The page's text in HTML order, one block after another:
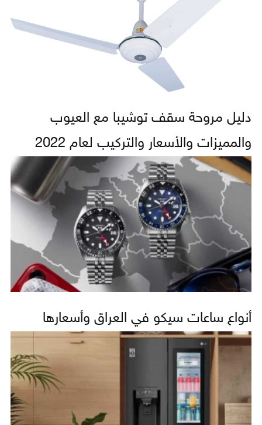
دليل مروحة سقف توشيبا مع العيوب
والمميزات والأسعار والتركيب لعام 2022
أنواع ساعات سيكو في العراق وأسعارها